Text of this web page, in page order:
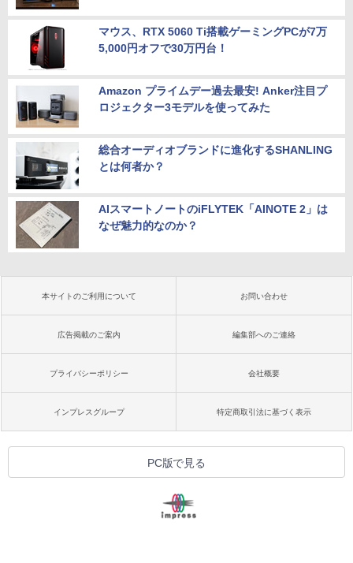
マウス、RTX 5060 Ti搭載ゲーミングPCが7万
5,000円オフで30万円台！
Amazon プライムデー過去最安! Anker注目プ
ロジェクター3モデルを使ってみた
総合オーディオブランドに進化するSHANLING
とは何者か？
AIスマートノートのiFLYTEK「AINOTE 2」は
なぜ魅力的なのか？
本サイトのご利用について お問い合わせ
広告掲載のご案内 編集部へのご連絡
プライバシーポリシー 会社概要
インプレスグループ 特定商取引法に基づく表示
PC版で見る